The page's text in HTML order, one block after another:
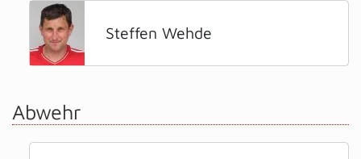
Steffen Wehde
Abwehr